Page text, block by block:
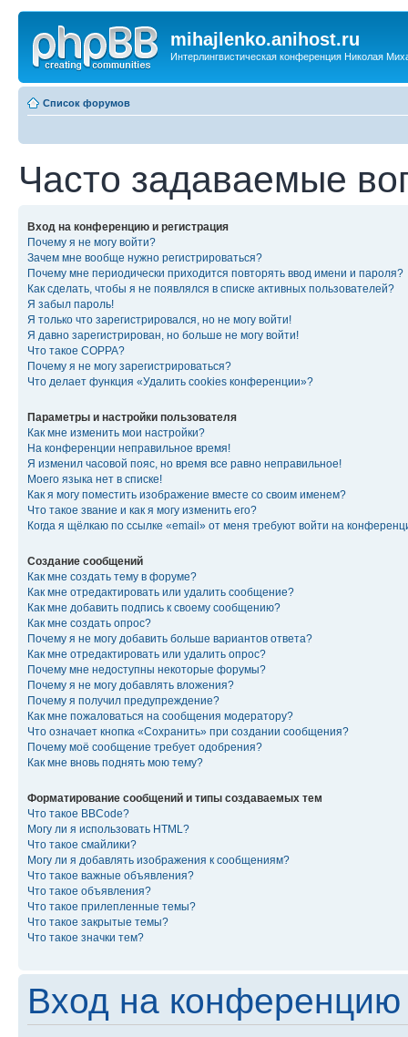
mihajlenko.anihost.ru
Интерлингвистическая конференция Николая
Список форумов
Часто задаваемые
Вход на конференцию и регистрация
Почему я не могу войти?
Зачем мне вообще нужно регистрироваться?
Почему мне периодически приходится повторять ввод имени и пароля?
Как сделать, чтобы я не появлялся в списке активных пользователей?
Я забыл пароль!
Я только что зарегистрировался, но не могу войти!
Я давно зарегистрирован, но больше не могу войти!
Что такое COPPA?
Почему я не могу зарегистрироваться?
Что делает функция «Удалить cookies конференции»?
Параметры и настройки пользователя
Как мне изменить мои настройки?
На конференции неправильное время!
Я изменил часовой пояс, но время все равно неправильное!
Моего языка нет в списке!
Как я могу поместить изображение вместе со своим именем?
Что такое звание и как я могу изменить его?
Когда я щёлкаю по ссылке «email» от меня требуют войти на
Создание сообщений
Как мне создать тему в форуме?
Как мне отредактировать или удалить сообщение?
Как мне добавить подпись к своему сообщению?
Как мне создать опрос?
Почему я не могу добавить больше вариантов ответа?
Как мне отредактировать или удалить опрос?
Почему мне недоступны некоторые форумы?
Почему я не могу добавлять вложения?
Почему я получил предупреждение?
Как мне пожаловаться на сообщения модератору?
Что означает кнопка «Сохранить» при создании сообщения?
Почему моё сообщение требует одобрения?
Как мне вновь поднять мою тему?
Форматирование сообщений и типы создаваемых тем
Что такое BBCode?
Могу ли я использовать HTML?
Что такое смайлики?
Могу ли я добавлять изображения к сообщениям?
Что такое важные объявления?
Что такое объявления?
Что такое прилепленные темы?
Что такое закрытые темы?
Что такое значки тем?
Вход на конференцию